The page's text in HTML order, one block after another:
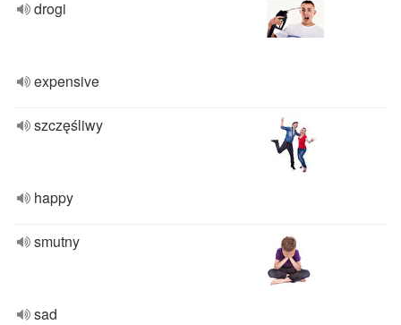
drogi
expensive
szczęśliwy
happy
smutny
sad